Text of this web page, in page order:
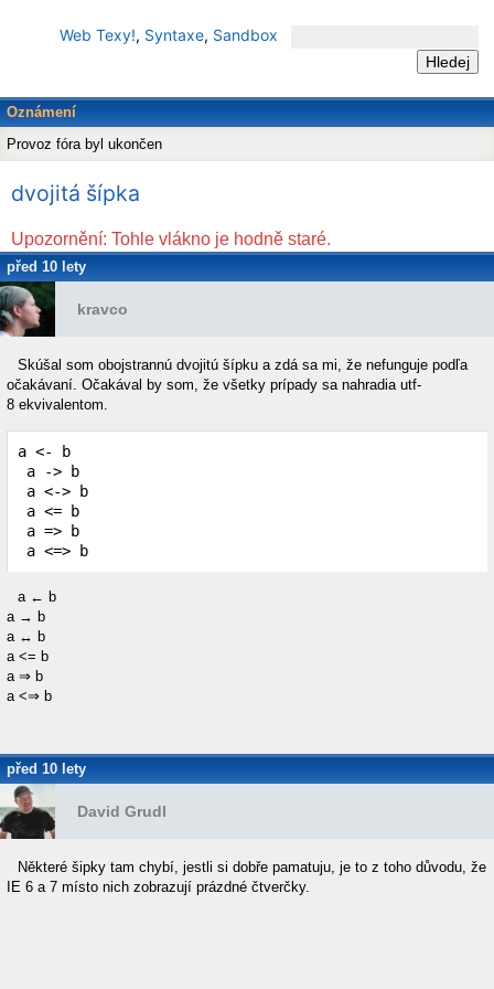
Web Texy!, Syntaxe, Sandbox
Oznámení
Provoz fóra byl ukončen
dvojitá šípka
Upozornění: Tohle vlákno je hodně staré.
před 10 lety
kravco
Skúšal som obojstrannú dvojitú šípku a zdá sa mi, že nefunguje podľa
očakávaní. Očakával by som, že všetky prípady sa nahradia utf-
8 ekvivalentom.
a <- b
a -> b
a <-> b
a <= b
a => b
a <=> b
a ← b
a → b
a ↔ b
a <= b
a ⇒ b
a <⇒ b
před 10 lety
David Grudl
Některé šipky tam chybí, jestli si dobře pamatuju, je to z toho důvodu, že
IE 6 a 7 místo nich zobrazují prázdné čtverčky.